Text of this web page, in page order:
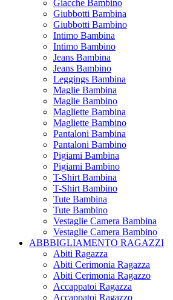
Giacche Bambino
Giubbotti Bambina
Giubbotti Bambino
Intimo Bambina
Intimo Bambino
Jeans Bambina
Jeans Bambino
Leggings Bambina
Maglie Bambina
Maglie Bambino
Magliette Bambina
Magliette Bambino
Pantaloni Bambina
Pantaloni Bambino
Pigiami Bambina
Pigiami Bambino
T-Shirt Bambina
T-Shirt Bambino
Tute Bambina
Tute Bambino
Vestaglie Camera Bambina
Vestaglie Camera Bambino
ABBBIGLIAMENTO RAGAZZI
Abiti Ragazza
Abiti Cerimonia Ragazza
Abiti Cerimonia Ragazzo
Accappatoi Ragazza
Accappatoi Ragazzo